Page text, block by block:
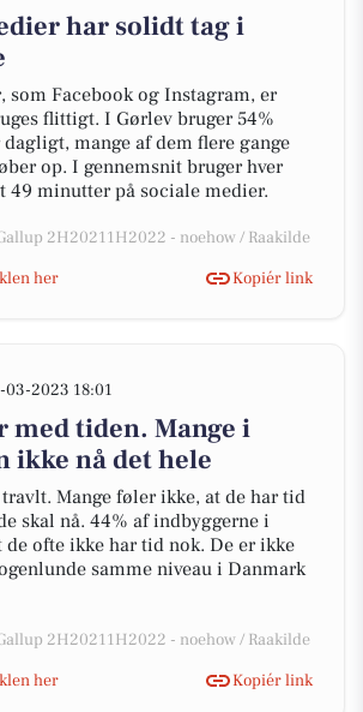
har solidt tag i
som Facebook og Instagram, er
flittigt. I Gørlev bruger 54%
mange af dem flere gange
op. I gennemsnit bruger hver
49 minutter på sociale medier.
2H20211H2022 - noehow / Raakilde
her
Kopiér link
03-2023 18:01
med tiden. Mange i
ikke nå det hele
Mange føler ikke, at de har tid
skal nå. 44% af indbyggerne i
de ofte ikke har tid nok. De er ikke
samme niveau i Danmark
2H20211H2022 - noehow / Raakilde
her
Kopiér link